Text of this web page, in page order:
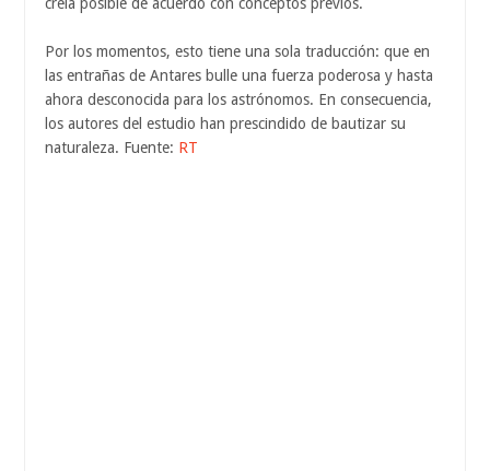
creía posible de acuerdo con conceptos previos.
Por los momentos, esto tiene una sola traducción: que en
las entrañas de Antares bulle una fuerza poderosa y hasta
ahora desconocida para los astrónomos. En consecuencia,
los autores del estudio han prescindido de bautizar su
naturaleza. Fuente: RT